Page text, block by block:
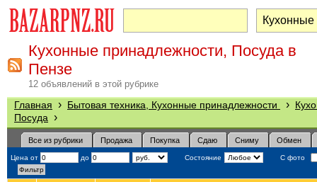
Кухонные принадлежности, Посуда в
Пензе
12 объявлений в этой рубрике
Главная › Бытовая техника, Кухонные принадлежности ›
Посуда ›
Все из рубрики Продажа Покупка Сдаю Сниму Обмен
Цена от до Состояние С фото